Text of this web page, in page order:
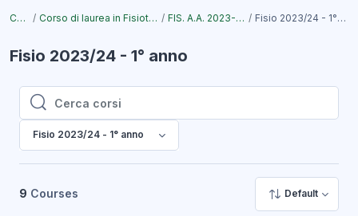
Corsi Corso di laurea in Fisioterapia FIS. A.A. 2023-2024 Fisio 2023/24 - 1° anno
Fisio 2023/24 - 1° anno
Cerca corsi
Cerca corsi
Fisio 2023/24 - 1° anno
9 Courses Default